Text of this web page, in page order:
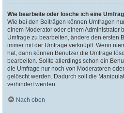
Wie bearbeite oder lösche ich eine
Wie bei den Beiträgen können Umfragen
einem Moderator oder einem Administrator
Umfrage zu bearbeiten, ändere den ersten
immer mit der Umfrage verknüpft. Wenn
hat, dann können Benutzer die Umfrage
bearbeiten. Sollte allerdings schon ein
die Umfrage nur noch von Moderatoren
gelöscht werden. Dadurch soll die
verhindert werden.
Nach oben